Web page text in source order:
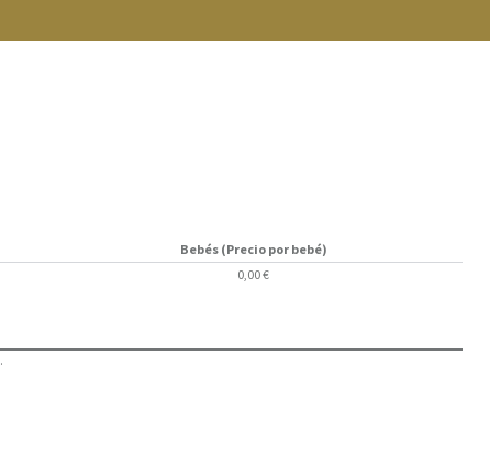
Bebés (Precio por bebé)
0,00 €